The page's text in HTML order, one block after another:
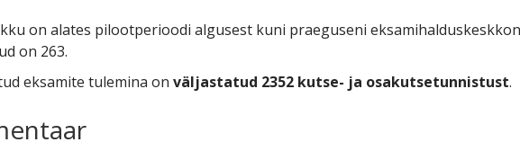
on alates pilootperioodi algusest kuni praeguseni
on 263.
eksamite tulemina on väljastatud 2352 kutse- ja osakutsetunnistust.